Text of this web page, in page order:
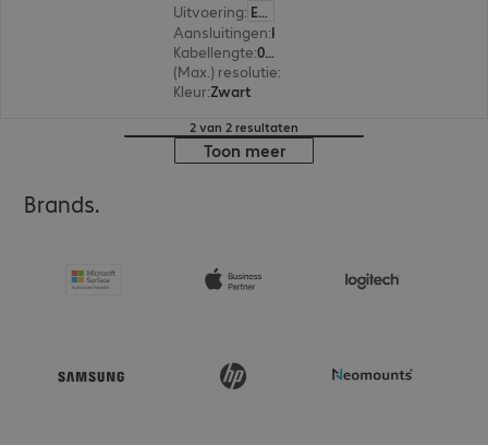
Uitvoering: Europa
Aansluitingen:
Kabellengte: 0,5 m
(Max.) resolutie:
Kleur:Zwart
2 van 2 resultaten
Toon meer
Brands.